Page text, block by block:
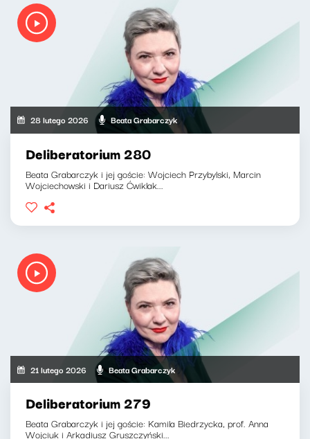
28 lutego 2026 Beata Grabarczyk
Deliberatorium 280
Beata Grabarczyk i jej goście: Wojciech Przybylski, Marcin
Wojciechowski i Dariusz Ćwiklak...
21 lutego 2026 Beata Grabarczyk
Deliberatorium 279
Beata Grabarczyk i jej goście: Kamila Biedrzycka, prof. Anna
Wojciuk i Arkadiusz Gruszczyński...